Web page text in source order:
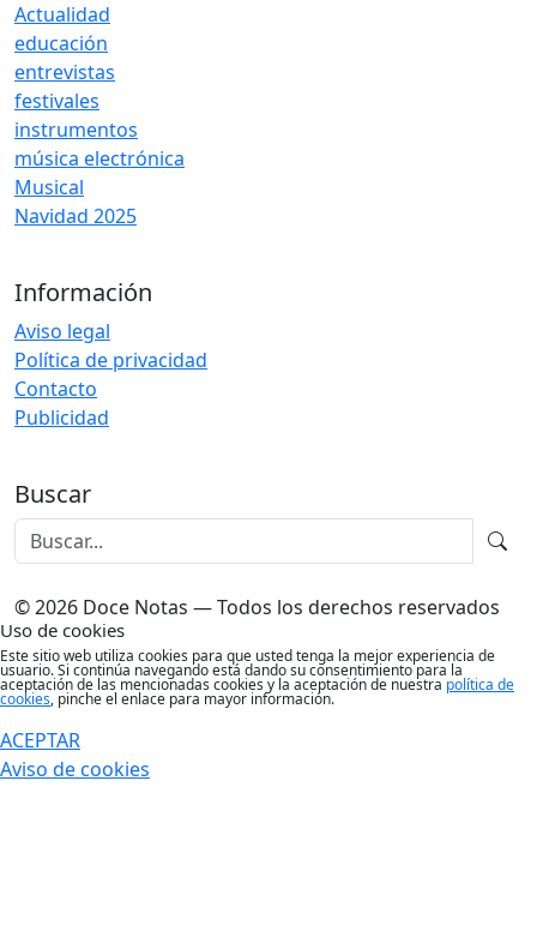
Actualidad
educación
entrevistas
festivales
instrumentos
música electrónica
Musical
Navidad 2025
Información
Aviso legal
Política de privacidad
Contacto
Publicidad
Buscar
© 2026 Doce Notas — Todos los derechos reservados
Uso de cookies
Este sitio web utiliza cookies para que usted tenga la mejor experiencia de
usuario. Si continúa navegando está dando su consentimiento para la
aceptación de las mencionadas cookies y la aceptación de nuestra política de
cookies, pinche el enlace para mayor información.
ACEPTAR
Aviso de cookies